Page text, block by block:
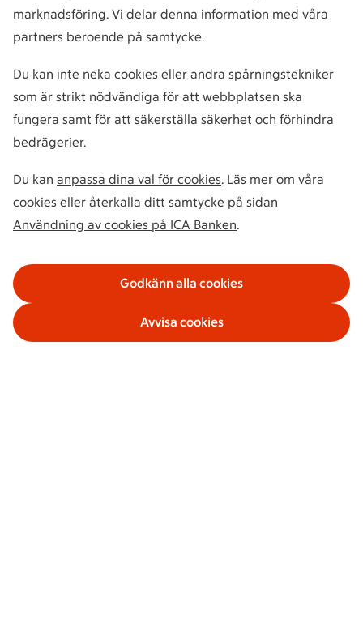
marknadsföring. Vi delar denna information med våra
partners beroende på samtycke.
Du kan inte neka cookies eller andra spårningstekniker
som är strikt nödvändiga för att webbplatsen ska
fungera samt för att säkerställa säkerhet och förhindra
bedrägerier.
Du kan anpassa dina val för cookies. Läs mer om våra
cookies eller återkalla ditt samtycke på sidan
Användning av cookies på ICA Banken.
Godkänn alla cookies
Avvisa cookies